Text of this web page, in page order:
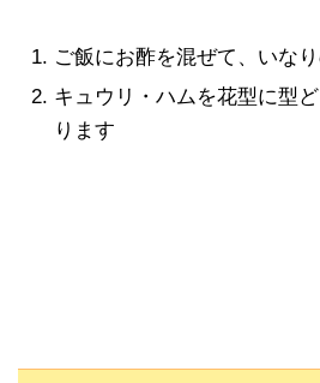
ご飯にお酢を混ぜて、いな
キュウリ・ハムを花型に型
ります